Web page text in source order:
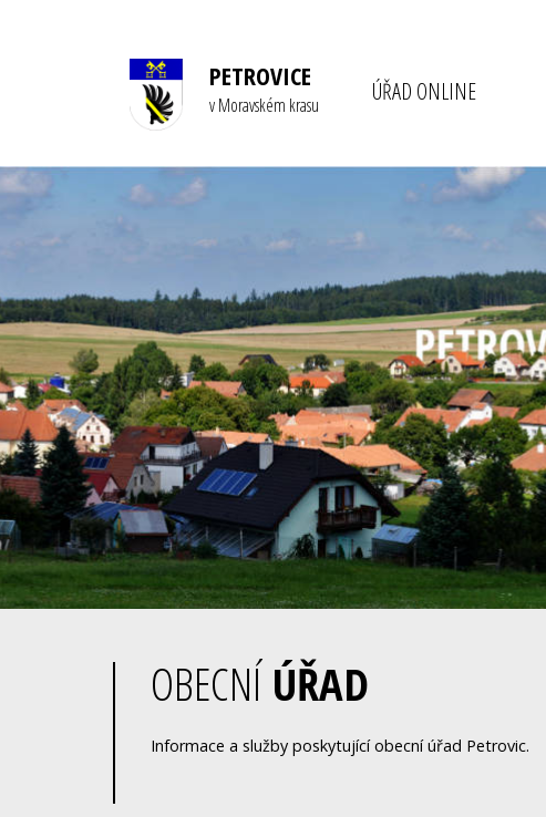
PETROVICE
v Moravském krasu ÚŘAD ONLINE
OBECNÍ ÚŘAD
Informace a služby poskytující obecní úřad Petrovic.